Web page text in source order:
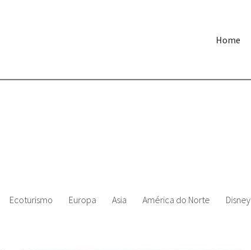
Home
Ecoturismo Europa Asia América do Norte Disney